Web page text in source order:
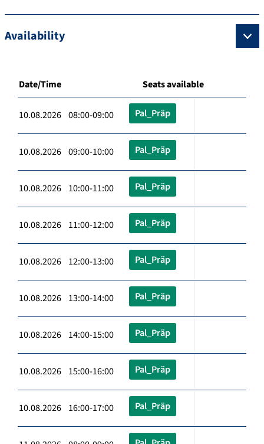
Availability
Date/Time Seats available
10.08.2026 08:00-09:00 Pal_Präp
10.08.2026 09:00-10:00 Pal_Präp
10.08.2026 10:00-11:00 Pal_Präp
10.08.2026 11:00-12:00 Pal_Präp
10.08.2026 12:00-13:00 Pal_Präp
10.08.2026 13:00-14:00 Pal_Präp
10.08.2026 14:00-15:00 Pal_Präp
10.08.2026 15:00-16:00 Pal_Präp
10.08.2026 16:00-17:00 Pal_Präp